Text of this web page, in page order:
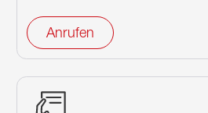
Anrufen